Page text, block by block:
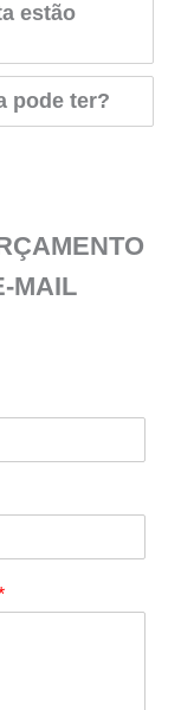
estão
pode ter?
MAIL